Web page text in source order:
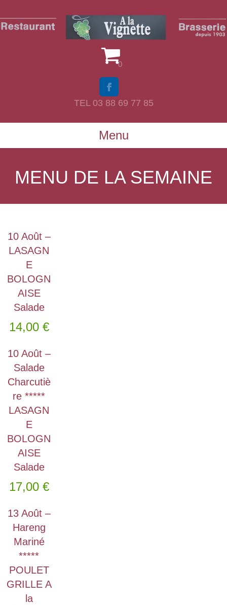
0
TEL 03 88 69 77 85
Menu
MENU DE LA SEMAINE
10 Août –
LASAGN
E
BOLOGN
AISE
Salade
14,00 €
10 Août –
Salade
Charcutiè
re *****
LASAGN
E
BOLOGN
AISE
Salade
17,00 €
13 Août –
Hareng
Mariné
*****
POULET
GRILLE A
la